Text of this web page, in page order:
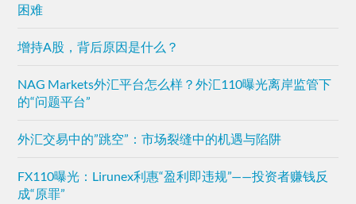
困难
增持A股，背后原因是什么？
NAG Markets外汇平台怎么样？外汇110曝光离岸监管下
的“问题平台”
外汇交易中的”跳空”：市场裂缝中的机遇与陷阱
FX110曝光：Lirunex利惠“盈利即违规”——投资者赚钱反
成“原罪”